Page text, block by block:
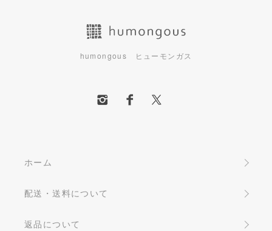
humongous ヒューモンガス
ホーム
配送・送料について
返品について